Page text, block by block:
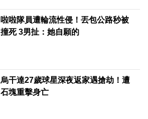
啦啦隊員遭輪流性侵！丟包公路秒被
撞死 3男扯：她自願的
烏干達27歲球星深夜返家遇搶劫！遭
石塊重擊身亡